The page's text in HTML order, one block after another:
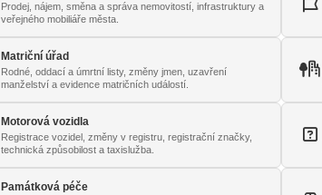
Prodej, nájem, směna a správa nemovitostí, infrastruktury a
veřejného mobiliáře města.
Matriční úřad
Rodné, oddací a úmrtní listy, změny jmen, uzavření
manželství a evidence matričních událostí.
Motorová vozidla
Registrace vozidel, změny v registru, registrační značky,
technická způsobilost a taxislužba.
Památková péče